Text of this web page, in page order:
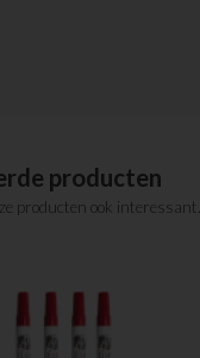
producten
producten ook interessant.